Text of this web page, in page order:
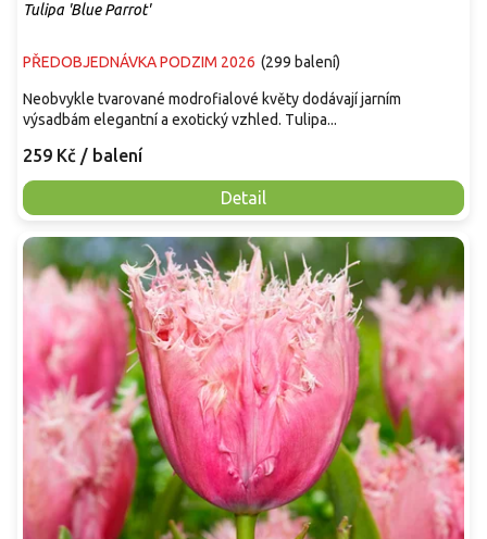
Tulipa 'Blue Parrot'
PŘEDOBJEDNÁVKA PODZIM 2026 (299 balení)
259 Kč / balení
Detail
Neobvykle tvarované modrofialové květy dodávají jarním
výsadbám elegantní a exotický vzhled. Tulipa...